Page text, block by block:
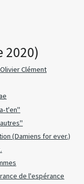
2020)
Clément
t'en"
(Damiens for ever.)
de l'espérance